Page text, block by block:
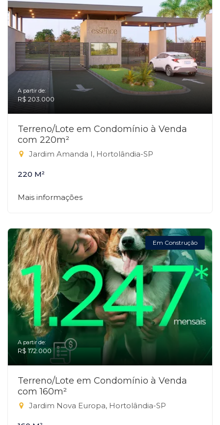
A partir de:
R$ 203.000
Terreno/Lote em Condomínio à Venda
com 220m²
Jardim Amanda I, Hortolândia-SP
220 M²
Mais informações
Em Construção
A partir de:
R$ 172.000
Terreno/Lote em Condomínio à Venda
com 160m²
Jardim Nova Europa, Hortolândia-SP